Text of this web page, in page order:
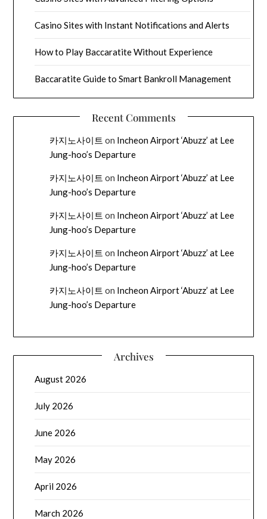
Casino Sites with Instant Notifications and Alerts
How to Play Baccaratite Without Experience
Baccaratite Guide to Smart Bankroll Management
Recent Comments
카지노사이트 on Incheon Airport ‘Abuzz’ at Lee
Jung-hoo’s Departure
카지노사이트 on Incheon Airport ‘Abuzz’ at Lee
Jung-hoo’s Departure
카지노사이트 on Incheon Airport ‘Abuzz’ at Lee
Jung-hoo’s Departure
카지노사이트 on Incheon Airport ‘Abuzz’ at Lee
Jung-hoo’s Departure
카지노사이트 on Incheon Airport ‘Abuzz’ at Lee
Jung-hoo’s Departure
Archives
August 2026
July 2026
June 2026
May 2026
April 2026
March 2026